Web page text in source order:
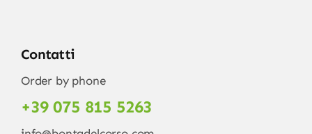
Contatti
Order by phone
+39 075 815 5263